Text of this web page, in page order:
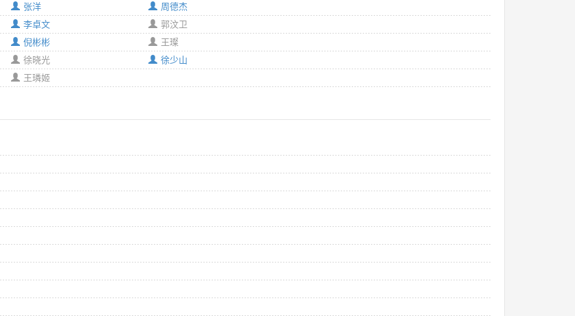
张洋
周德杰
李卓文
郭汶卫
倪彬彬
王璨
徐晓光
徐少山
王璘姬